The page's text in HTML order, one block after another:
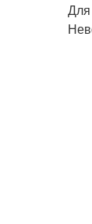
Для